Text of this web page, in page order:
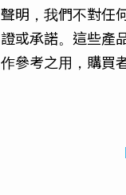
聲明，我們不對任
證或承諾。這些產
作參考之用，購買